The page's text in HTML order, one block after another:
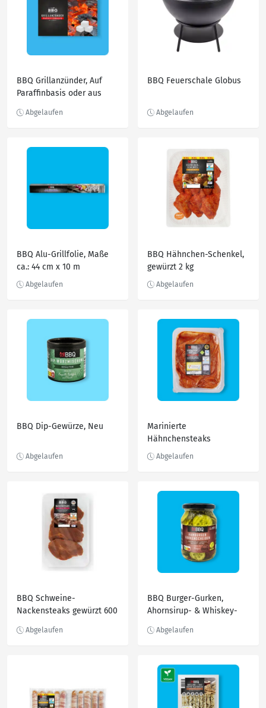
BBQ Grillanzünder, Auf
Paraffinbasis oder aus
BBQ Feuerschale Globus
BBQ Alu-Grillfolie, Maße
ca.: 44 cm x 10 m
BBQ Hähnchen-Schenkel,
gewürzt 2 kg
BBQ Dip-Gewürze, Neu
Marinierte
Hähnchensteaks
BBQ Schweine-
Nackensteaks gewürzt 600
BBQ Burger-Gurken,
Ahornsirup- & Whiskey-
Habanero